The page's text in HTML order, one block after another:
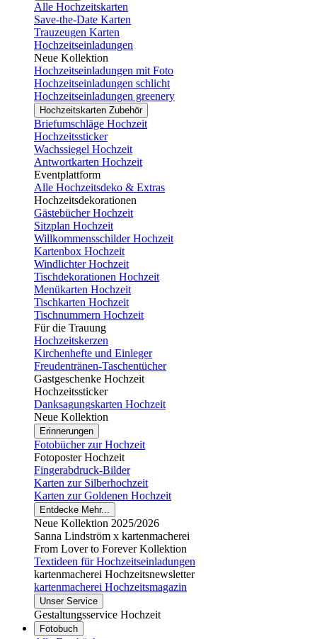
Alle Hochzeitskarten
Save-the-Date Karten
Trauzeugen Karten
Hochzeitseinladungen
Neue Kollektion
Hochzeitseinladungen mit Foto
Hochzeitseinladungen schlicht
Hochzeitseinladungen greenery
Hochzeitskarten Zubehör
Briefumschläge Hochzeit
Hochzeitssticker
Wachssiegel Hochzeit
Antwortkarten Hochzeit
Eventplattform
Alle Hochzeitsdeko & Extras
Hochzeitsdekorationen
Gästebücher Hochzeit
Sitzplan Hochzeit
Willkommensschilder Hochzeit
Kartenbox Hochzeit
Windlichter Hochzeit
Tischdekorationen Hochzeit
Menükarten Hochzeit
Tischkarten Hochzeit
Tischnummern Hochzeit
Für die Trauung
Hochzeitskerzen
Kirchenhefte und Einleger
Freudentränen-Taschentücher
Gastgeschenke Hochzeit
Hochzeitssticker
Danksagungskarten Hochzeit
Neue Kollektion
Erinnerungen
Fotobücher zur Hochzeit
Fotoposter Hochzeit
Fingerabdruck-Bilder
Karten zur Silberhochzeit
Karten zur Goldenen Hochzeit
Entdecke Mehr...
Neue Kollektion 2025/2026
Sanna Lindström x kartenmacherei
From Lover to Forever Kollektion
Textideen für Hochzeitseinladungen
kartenmacherei Hochzeitsnewsletter
kartenmacherei Hochzeitsmagazin
Unser Service
Gestaltungsservice Hochzeit
Fotobuch